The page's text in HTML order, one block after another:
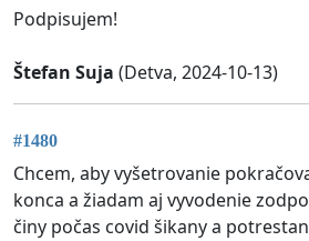
Podpisujem!
Štefan Suja (Detva, 2024-10-13)
#1480
Chcem, aby vyšetrovanie
konca a žiadam aj vyvodenie
činy počas covid šikany a